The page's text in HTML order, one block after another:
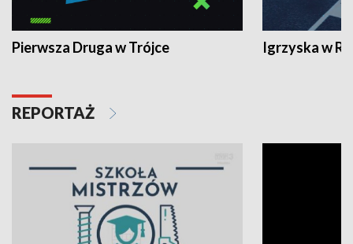
Pierwsza Druga w Trójce Igrzyska w
REPORTAŻ